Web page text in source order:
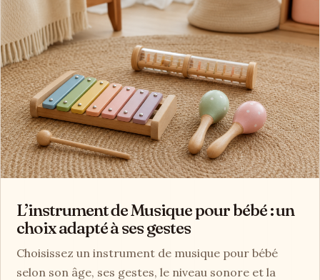
L’instrument de Musique pour bébé : un
choix adapté à ses gestes
Choisissez un instrument de musique pour bébé
selon son âge, ses gestes, le niveau sonore et la